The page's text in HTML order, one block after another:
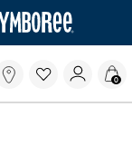
filtre les
0